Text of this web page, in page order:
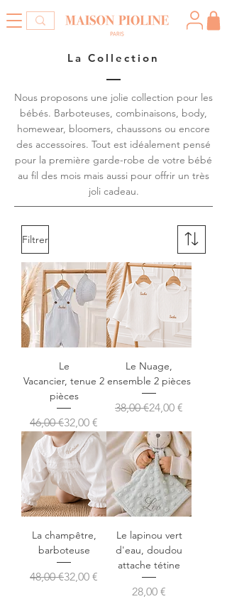
La Collection
Nous proposons une jolie collection pour les
bébés. Barboteuses, combinaisons, body,
homewear, bloomers, chaussons ou encore
des accessoires. Tout est idéalement pensé
pour la première garde-robe de votre bébé
au fil des mois mais aussi pour offrir un très
joli cadeau.
Filtrer
Le
Vacancier, tenue 2
pièces
Prix original
46,00 €Prix promotionnel
32,00 €
Le Nuage,
ensemble 2 pièces
Prix original
38,00 €Prix
24,00 €
La champêtre,
barboteuse
Prix original
48,00 €Prix promotionnel
32,00 €
Le lapinou vert
d'eau, doudou
attache tétine
Prix
28,00 €